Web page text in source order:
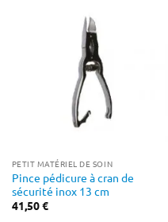
PETIT MATÉRIEL DE SOIN
Pince pédicure à cran de
sécurité inox 13 cm
41,50€